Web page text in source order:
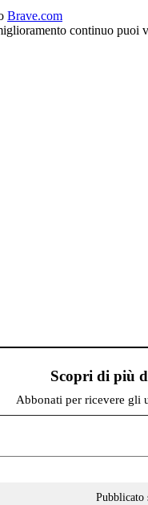
Brave.com
continuo puoi
Scopri di più
Abbonati per ricevere gli
Pubblicato